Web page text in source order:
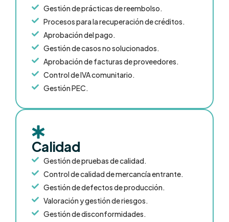
Gestión de prácticas de reembolso.
Procesos para la recuperación de créditos.
Aprobación del pago.
Gestión de casos no solucionados.
Aprobación de facturas de proveedores.
Control de IVA comunitario.
Gestión PEC.
Calidad
Gestión de pruebas de calidad.
Control de calidad de mercancía entrante.
Gestión de defectos de producción.
Valoración y gestión de riesgos.
Gestión de disconformidades.